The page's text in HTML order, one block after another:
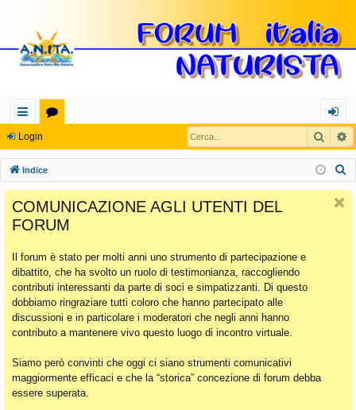
oll
eg
a
m
en
ti
Ra
pi
di
u
m
og
in
Login Cerca
Indice
COMUNICAZIONE AGLI UTENTI DEL
FORUM
Il forum è stato per molti anni uno strumento di partecipazione e
dibattito, che ha svolto un ruolo di testimonianza, raccogliendo
contributi interessanti da parte di soci e simpatizzanti. Di questo
dobbiamo ringraziare tutti coloro che hanno partecipato alle
discussioni e in particolare i moderatori che negli anni hanno
contributo a mantenere vivo questo luogo di incontro virtuale.
Siamo però convinti che oggi ci siano strumenti comunicativi
maggiormente efficaci e che la “storica” concezione di forum debba
essere superata.